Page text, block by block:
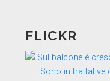
FLICKR